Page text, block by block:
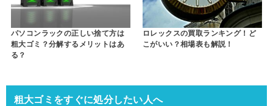
パソコンラックの正しい捨て方は
粗大ゴミ？分解するメリットはあ
る？
ロレックスの買取ランキング！ど
こがいい？相場表も解説！
粗大ゴミをすぐに処分したい人へ